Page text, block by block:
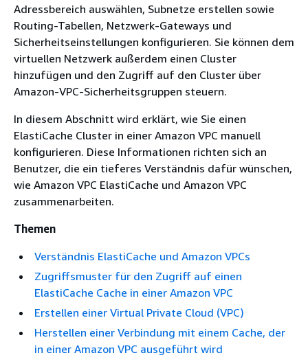
Adressbereich auswählen, Subnetze erstellen sowie
Routing-Tabellen, Netzwerk-Gateways und
Sicherheitseinstellungen konfigurieren. Sie können dem
virtuellen Netzwerk außerdem einen Cluster
hinzufügen und den Zugriff auf den Cluster über
Amazon-VPC-Sicherheitsgruppen steuern.
In diesem Abschnitt wird erklärt, wie Sie einen
ElastiCache Cluster in einer Amazon VPC manuell
konfigurieren. Diese Informationen richten sich an
Benutzer, die ein tieferes Verständnis dafür wünschen,
wie Amazon VPC ElastiCache und Amazon VPC
zusammenarbeiten.
Themen
Verständnis ElastiCache und Amazon VPCs
Zugriffsmuster für den Zugriff auf einen
ElastiCache Cache in einer Amazon VPC
Erstellen einer Virtual Private Cloud (VPC)
Herstellen einer Verbindung mit einem Cache, der
in einer Amazon VPC ausgeführt wird